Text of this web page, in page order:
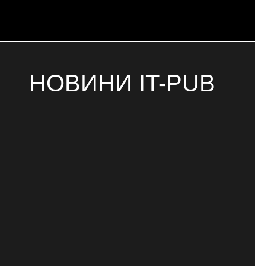
НОВИНИ IT-PUB